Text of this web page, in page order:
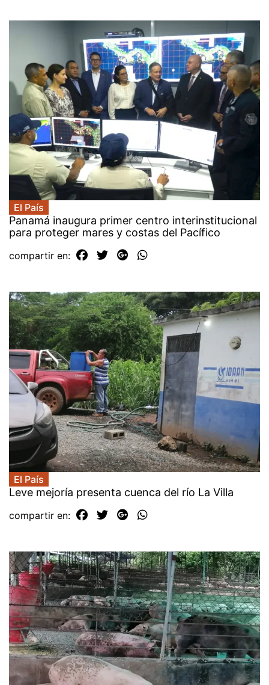
El País
Panamá inaugura primer centro interinstitucional
para proteger mares y costas del Pacífico
compartir en:
El País
Leve mejoría presenta cuenca del río La Villa
compartir en: